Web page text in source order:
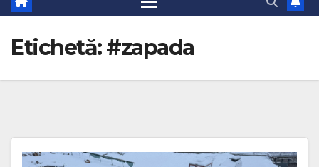
Etichetă:#zapada